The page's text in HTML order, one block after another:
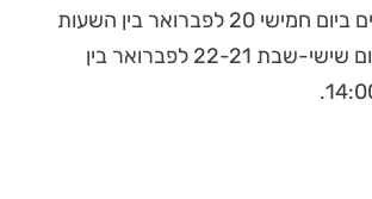
יפן. האירוע יתקיים ביום חמישי 20 לפברואר בין השעות
18:00-16:00 ויום שישי-שבת 22-21 לפברואר בין